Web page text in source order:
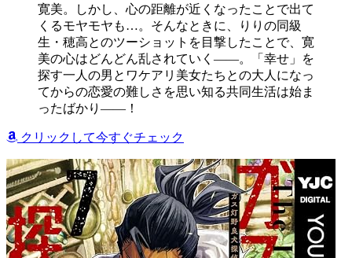
寛美。しかし、心の距離が近くなったことで出て
くるモヤモヤも…。そんなときに、りりの同級
生・穂高とのツーショットを目撃したことで、寛
美の心はどんどん乱されていく――。「幸せ」を
探す一人の男とワケアリ美女たちとの大人になっ
てからの恋愛の難しさを思い知る共同生活は始ま
ったばかり――！
クリックして今すぐチェック